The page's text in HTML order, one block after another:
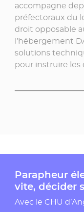
accompagne
préfectoraux du
droit opposable
l’hébergement
solutions
pour instruire les
Parapheur
vite, décider
Avec le CHU